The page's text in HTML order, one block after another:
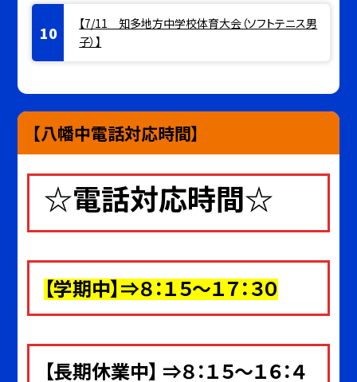
【7/11 知多地方中学校体育大会（ソフトテニス男
子）】
【八幡中電話対応時間】
☆電話対応時間☆
【学期中】⇒８：１５～１７：３０
【長期休業中】 ⇒８：１５～１６：４